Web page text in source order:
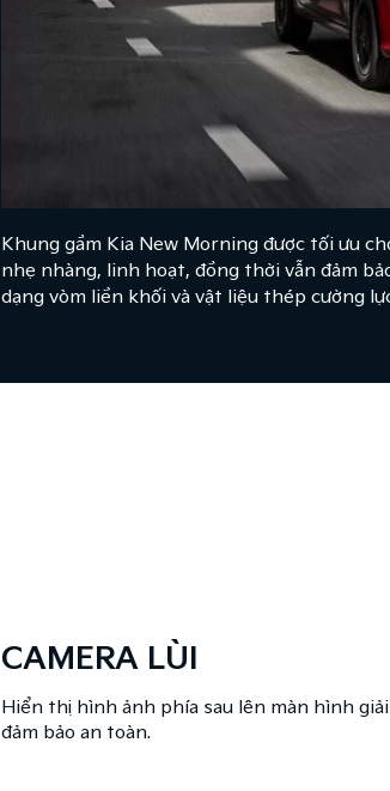
Khung gầm Kia New Morning được tối ưu
nhẹ nhàng, linh hoạt, đồng thời vẫn đảm
dạng vòm liền khối và vật liệu thép cường
CAMERA LÙI​
Hiển thị hình ảnh phía sau lên màn hình
đảm bảo an toàn.​